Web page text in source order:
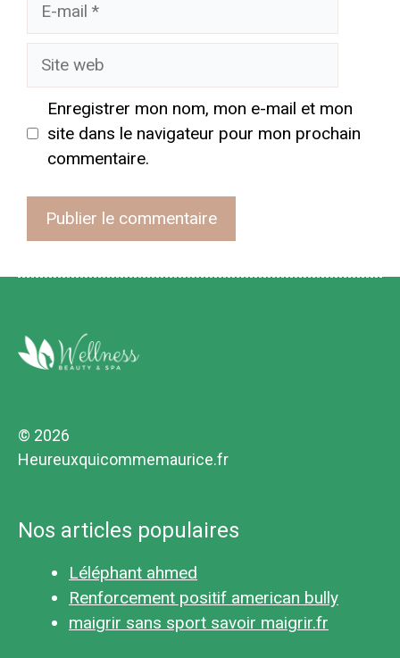
Site
Enregistrer mon nom, mon e-mail et mon
site dans le navigateur pour mon prochain
commentaire.
© 2026
Heureuxquicommemaurice.fr
Nos articles populaires
Léléphant ahmed
Renforcement positif american bully
maigrir sans sport savoir maigrir.fr